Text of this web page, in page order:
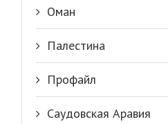
Оман
Палестина
Профайл
Саудовская Аравия